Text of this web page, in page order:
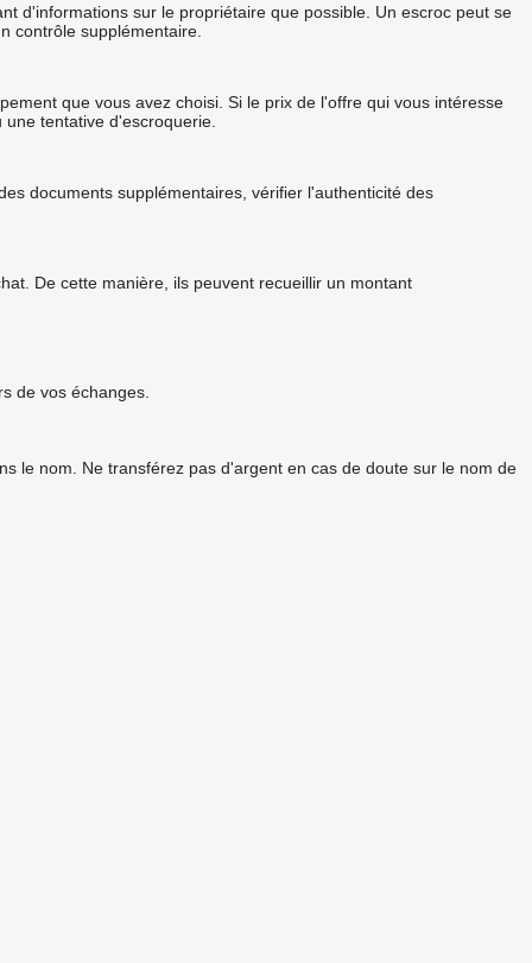
d'informations sur le propriétaire que possible. Un escroc peut se
contrôle supplémentaire.
que vous avez choisi. Si le prix de l'offre qui vous intéresse
tentative d'escroquerie.
documents supplémentaires, vérifier l'authenticité des
De cette manière, ils peuvent recueillir un montant
de vos échanges.
le nom. Ne transférez pas d'argent en cas de doute sur le nom de